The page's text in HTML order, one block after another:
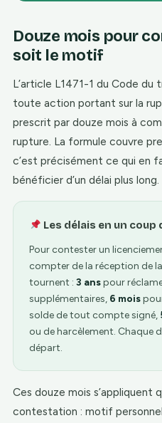
Douze mois pour
soit le motif
L’article L1471-1 du Code du
toute action portant sur la
prescrit par douze mois à
rupture. La formule couvre
c’est précisément ce qui en
bénéficier d’un délai plus long.
Les délais en un
Pour contester un
compter de la réception de
tournent : 3 anspour
supplémentaires, 6 mois
solde de tout compte signé,
ou de harcèlement. Chaque
départ.
Ces douze mois
contestation : motif